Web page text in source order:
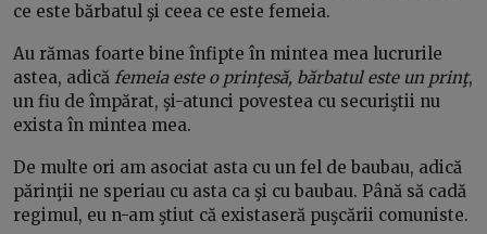
ce este bărbatul şi ceea ce este femeia.
Au rămas foarte bine înfipte în mintea mea lucrurile
astea, adică femeia este o prinţesă, bărbatul este un prinţ,
un fiu de împărat, şi-atunci povestea cu securiştii nu
exista în mintea mea.
De multe ori am asociat asta cu un fel de baubau, adică
părinţii ne speriau cu asta ca şi cu baubau. Până să cadă
regimul, eu n-am ştiut că existaseră puşcării comuniste.